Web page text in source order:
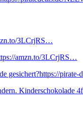
3LCrjRS…
amzn.to/3LCrjRS…
gesichert?https://
Kinderschokolade